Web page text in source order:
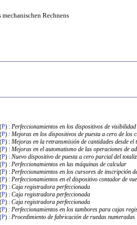
Rechnens
(P) : Perfeccionamientos en los dispositivos de
(P) : Mejoras en los dispositivos de puesta a cero de
(P) : Mejoras en la retransmisión de cantidades desde
(P) : Mejoras en el automatismo de las operaciones de
(P) : Nuevo dispositivo de puesta a cero parcial del
(P) : Perfeccionamientos en las máquinas de calcular
(P) : Perfeccionamientos en los cursores de inscripción
(P) : Perfeccionamientos en el dispositivo contador de
(P) : Caja registradora perfeccionada
(P) : Caja registradora perfeccionada
(P) : Caja registradora perfeccionada
(P) : Perfeccionamientos en los tambores para cajas
(P) : Procedimiento de fabricación de ruedas numeradas